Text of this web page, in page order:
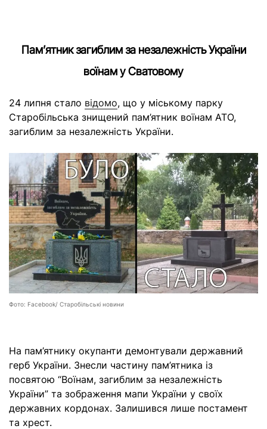
Пам’ятник загиблим за незалежність України
воїнам у Сватовому
24 липня стало відомо, що у міському парку
Старобільська знищений пам’ятник воїнам АТО,
загиблим за незалежність України.
Фото: Facebook/ Старобільські новини
На пам’ятнику окупанти демонтували державний
герб України. Знесли частину пам’ятника із
посвятою “Воїнам, загиблим за незалежність
України” та зображення мапи України у своїх
державних кордонах. Залишився лише постамент
та хрест.